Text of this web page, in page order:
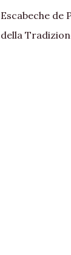
Escabeche de
della